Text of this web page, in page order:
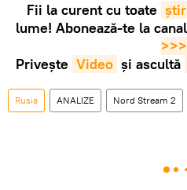
Fii la curent cu toate
lume! Abonează-te la
>>>
Privește Video și ascultă
Rusia ANALIZE Nord Stream 2